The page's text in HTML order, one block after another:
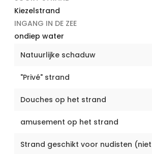
Kiezelstrand
INGANG IN DE ZEE
ondiep water
Natuurlijke schaduw
"Privé" strand
Douches op het strand
amusement op het strand
Strand geschikt voor nudisten